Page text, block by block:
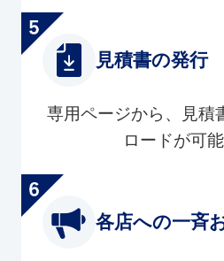
見積書の発行
専用ページから、見積
ロードが可能
各店への一斉